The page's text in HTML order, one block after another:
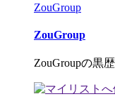
ZouGroup
ZouGroup
ZouGroupの黒